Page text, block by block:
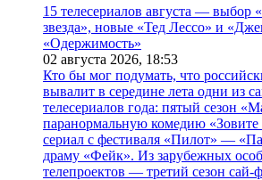
15 телесериалов августа — выбор
звезда», новые «Тед Лессо» и
«Одержимость»
02 августа 2026, 18:53
Кто бы мог подумать, что
вывалит в середине лета одни из
телесериалов года: пятый сезон
паранормальную комедию
сериал с фестиваля «Пилот» —
драму «Фейк». Из зарубежных
телепроектов — третий сезон сай-